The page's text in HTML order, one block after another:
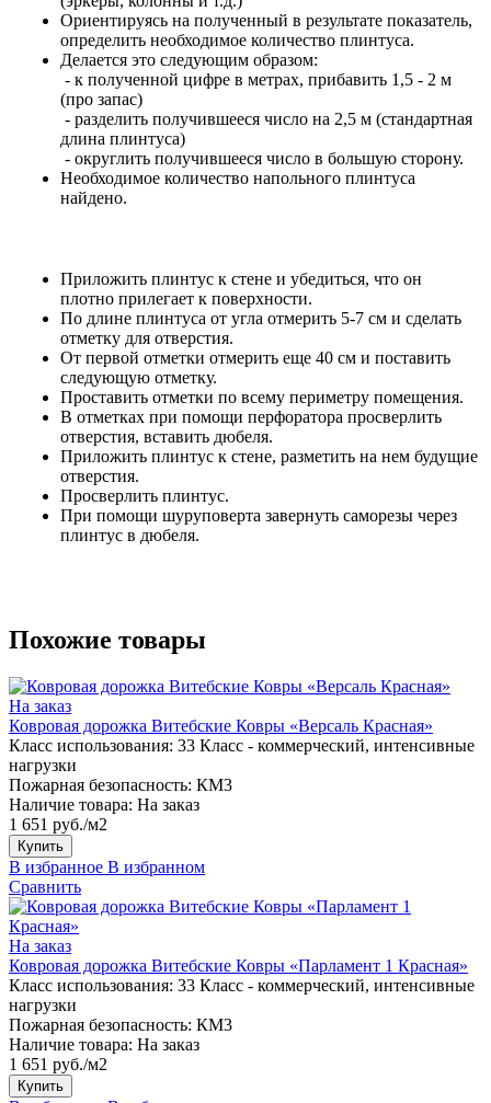
Ориентируясь на полученный в результате показатель,
определить необходимое количество плинтуса.
Делается это следующим образом:
- к полученной цифре в метрах, прибавить 1,5 - 2 м
(про запас)
- разделить получившееся число на 2,5 м (стандартная
длина плинтуса)
- округлить получившееся число в большую сторону.
Необходимое количество напольного плинтуса
найдено.
Приложить плинтус к стене и убедиться, что он
плотно прилегает к поверхности.
По длине плинтуса от угла отмерить 5-7 см и сделать
отметку для отверстия.
От первой отметки отмерить еще 40 см и поставить
следующую отметку.
Проставить отметки по всему периметру помещения.
В отметках при помощи перфоратора просверлить
отверстия, вставить дюбеля.
Приложить плинтус к стене, разметить на нем будущие
отверстия.
Просверлить плинтус.
При помощи шуруповерта завернуть саморезы через
плинтус в дюбеля.
Похожие товары
На заказ
Ковровая дорожка Витебские Ковры «Версаль Красная»
Класс использования: 33 Класс - коммерческий, интенсивные
нагрузки
Пожарная безопасность: КМ3
Наличие товара: На заказ
1 651 руб./м2
Купить
В избранное В избранном
Сравнить
На заказ
Ковровая дорожка Витебские Ковры «Парламент 1 Красная»
Класс использования: 33 Класс - коммерческий, интенсивные
нагрузки
Пожарная безопасность: КМ3
Наличие товара: На заказ
1 651 руб./м2
Купить